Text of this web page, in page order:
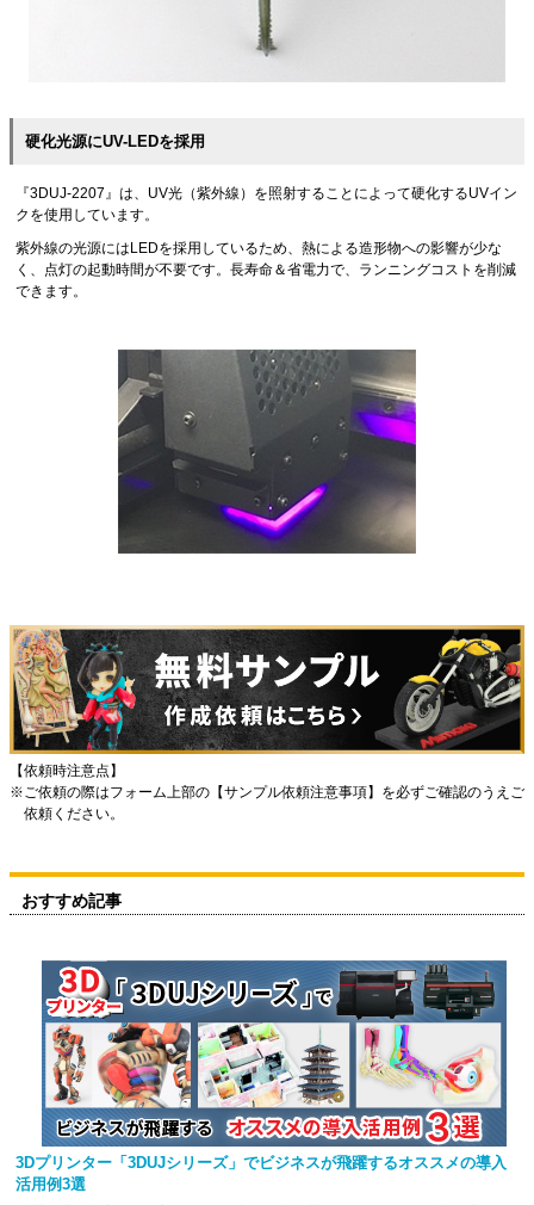
硬化光源にUV-LEDを採用
『3DUJ-2207』は、UV光（紫外線）を照射することによって硬化するUVイン
クを使用しています。
紫外線の光源にはLEDを採用しているため、熱による造形物への影響が少な
く、点灯の起動時間が不要です。長寿命＆省電力で、ランニングコストを削減
できます。
【依頼時注意点】
ご依頼の際はフォーム上部の【サンプル依頼注意事項】を必ずご確認のうえご
依頼ください。
おすすめ記事
3Dプリンター「3DUJシリーズ」でビジネスが飛躍するオススメの導入
活用例3選